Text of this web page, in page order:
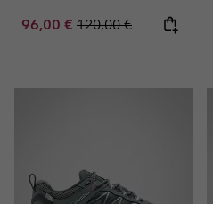
Sale price:
96,00 € Regular price:
120,00 €